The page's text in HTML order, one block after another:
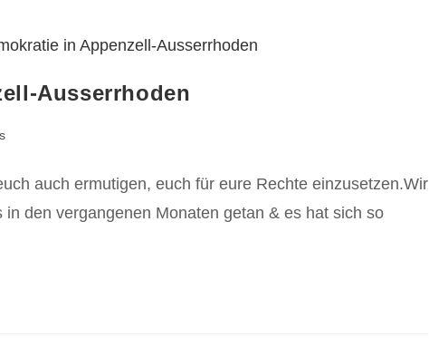
Ausserrhoden
auch ermutigen, euch für eure Rechte einzusetzen.Wir
den vergangenen Monaten getan & es hat sich so